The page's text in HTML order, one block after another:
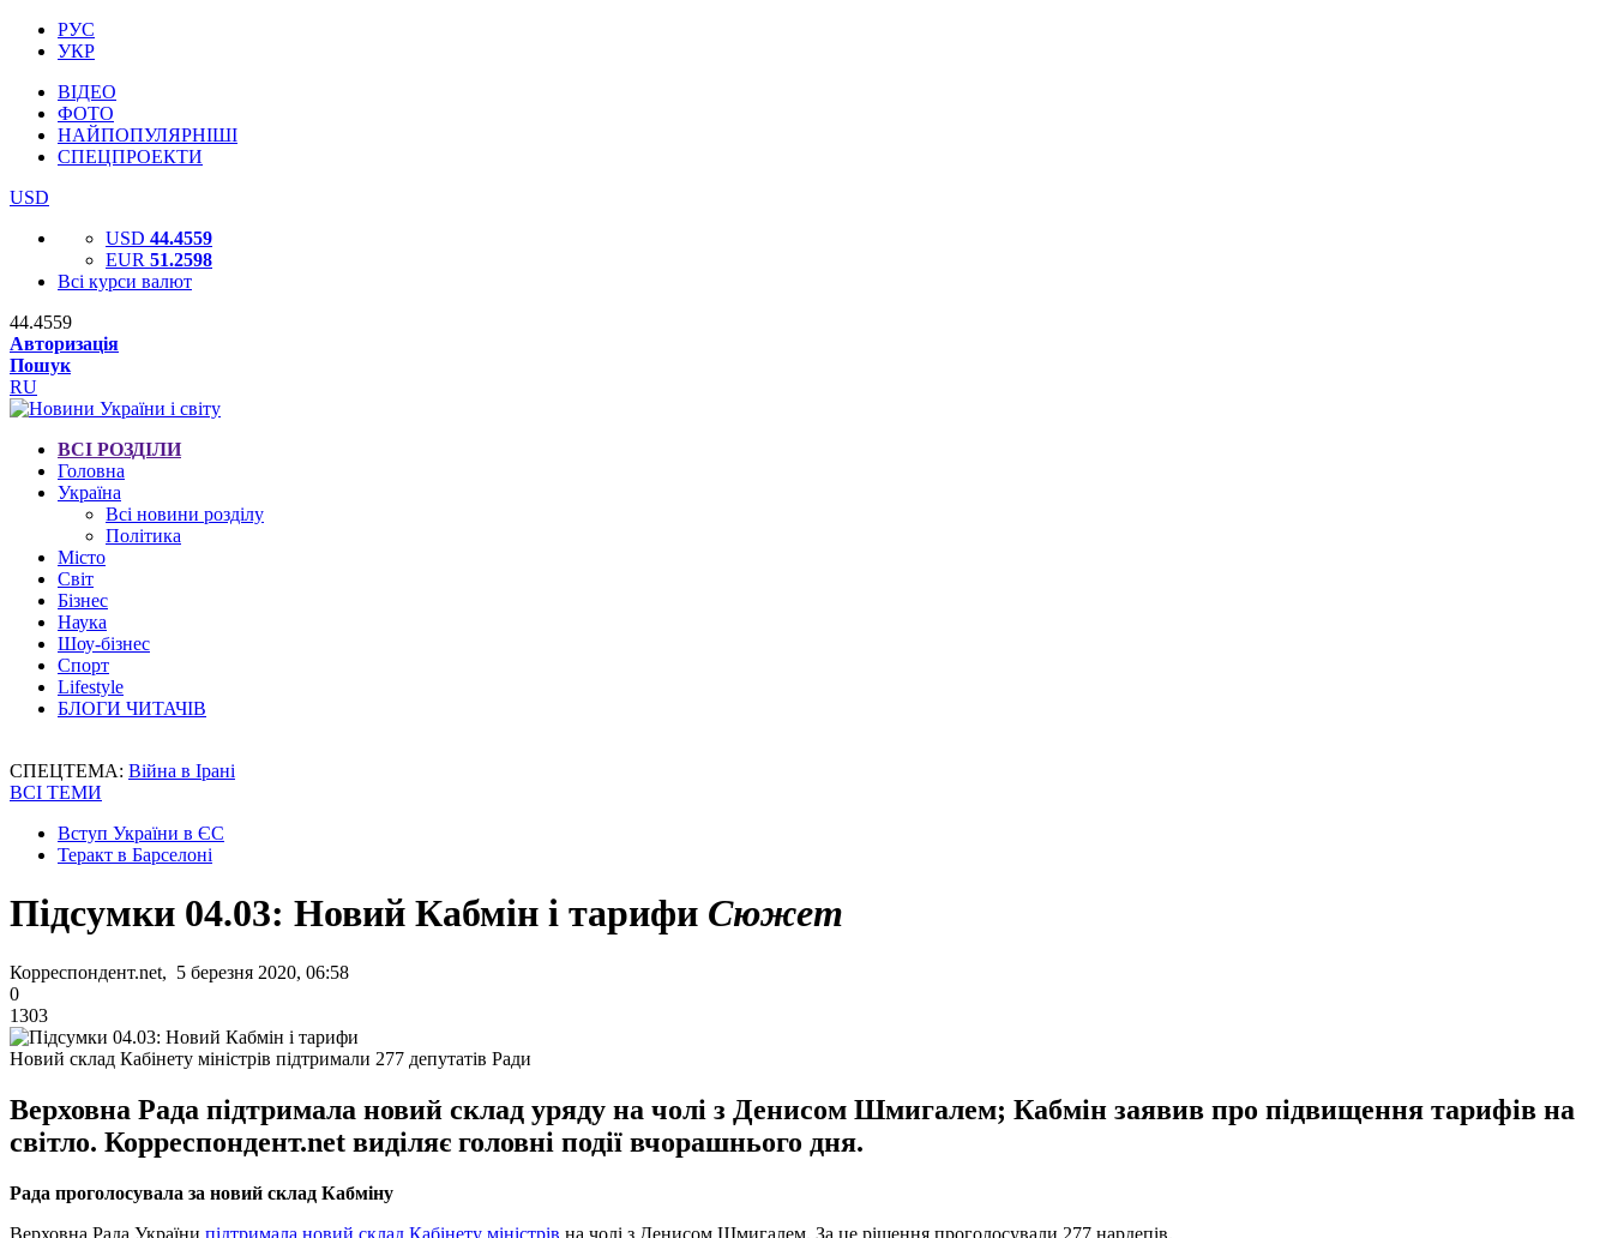
РУС
УКР
ВІДЕО
ФОТО
НАЙПОПУЛЯРНІШІ
СПЕЦПРОЕКТИ
USD
USD 44.4559
EUR 51.2598
Всі курси валют
44.4559
Авторизація
Пошук
RU
ВСІ РОЗДІЛИ
Головна
Україна
Всі новини розділу
Політика
Місто
Світ
Бізнес
Наука
Шоу-бізнес
Спорт
Lifestyle
БЛОГИ ЧИТАЧІВ
СПЕЦТЕМА: Війна в Ірані
ВСІ ТЕМИ
Вступ України в ЄС
Теракт в Барселоні
Підсумки 04.03: Новий Кабмін і тарифи Сюжет
Корреспондент.net, 5 березня 2020, 06:58
0
1303
Новий склад Кабінету міністрів підтримали 277 депутатів Ради
Верховна Рада підтримала новий склад уряду на чолі з Денисом Шмигалем; Кабмін заявив про підвищення тарифів на
світло. Корреспондент.net виділяє головні події вчорашнього дня.
Рада проголосувала за новий склад Кабміну
Верховна Рада України підтримала новий склад Кабінету міністрів на чолі з Денисом Шмигалем. За це рішення проголосували 277 нардепів.